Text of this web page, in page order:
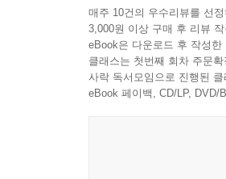
“내가 바라는 거?
난 사랑하고 사랑받고 싶
의심 없이 편안하게, 그뿐
매주 10건의 우수리뷰를 선
3,000원 이상 구매 후 리뷰 작
eBook은 다운로드 후 작성
클래스는 첫번째 회차 주문
사락 독서모임으로 진행된
eBook 페이백, CD/LP,